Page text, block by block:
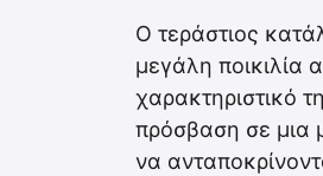
Ο τεράστιος
μεγάλη ποικιλία
χαρακτηριστικό
πρόσβαση σε μια
να